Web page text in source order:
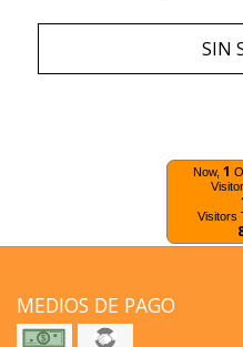
SIN
Now, 1
Visitors
MEDIOS DE PAGO